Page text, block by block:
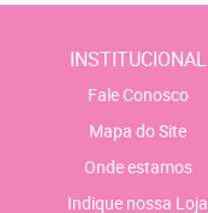
INSTITUCIONAL
Fale Conosco
Mapa do Site
Onde estamos
Indique nossa Loja